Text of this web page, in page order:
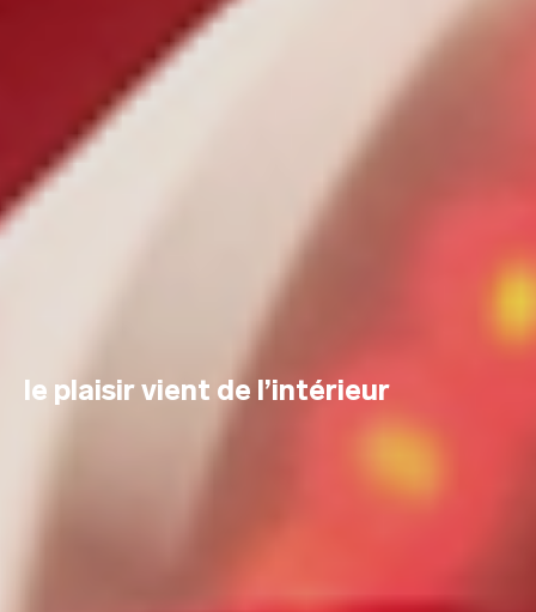
le plaisir vient de l’intérieur